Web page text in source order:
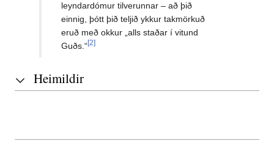
leyndardómur tilverunnar – að þið
einnig, þótt þið teljið ykkur takmörkuð
eruð með okkur „alls staðar í vitund
Guðs.“[2]
Heimildir